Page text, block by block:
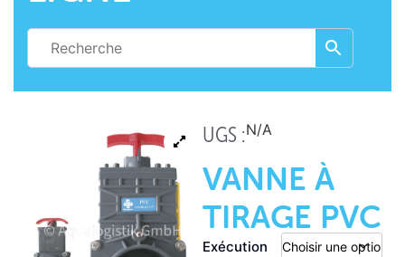
UGS :N/A
VANNE À
TIRAGE PVC
Exécution